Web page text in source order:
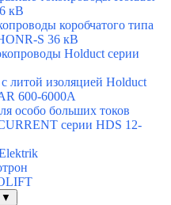
кВ
коробчатого типа
S 36 кВ
Holduct серии
литой изоляцией Holduct
600-6000А
особо больших токов
серии HDS 12-
▼